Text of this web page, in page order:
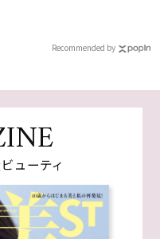
Recommended by
ューティ